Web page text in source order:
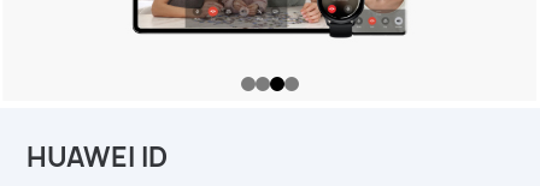
HUAWEI ID